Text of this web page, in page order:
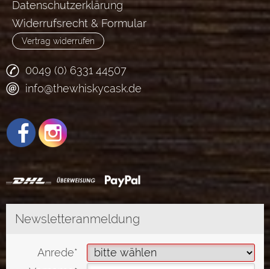
Datenschutzerklärung
Widerrufsrecht & Formular
Vertrag widerrufen
0049 (0) 6331 44507
info@thewhiskycask.de